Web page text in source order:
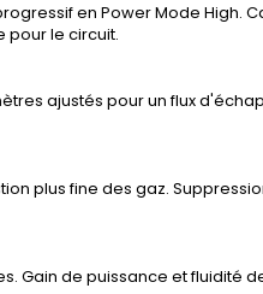
en Power Mode High.
pour le circuit.
ajustés pour un flux
plus fine des gaz.
Gain de puissance et fluidité